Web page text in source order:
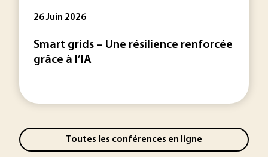
26 Juin 2026
Smart grids – Une résilience renforcée
grâce à l’IA
Toutes les conférences en ligne